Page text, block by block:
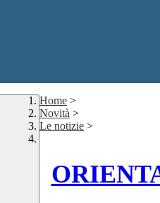
Home >
Novità >
Le notizie >